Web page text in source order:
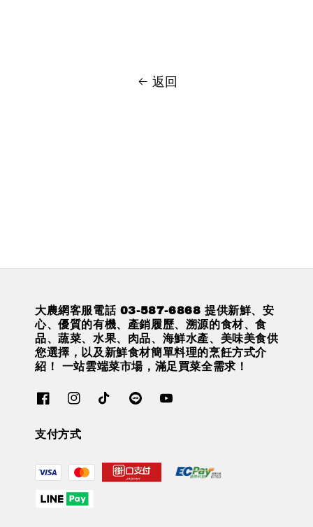
返回
大農網客服電話 03-587-6868 提供新鮮、安
心、優質的有機、產銷履歷、溯源的食材、食
品、蔬菜、水果、肉品、海鮮水產、美味美食供
您選擇，以及新鮮食材簡單料理的烹飪方式介
紹！ 一站雲端菜市場，滿足買菜全需求！
支付方式